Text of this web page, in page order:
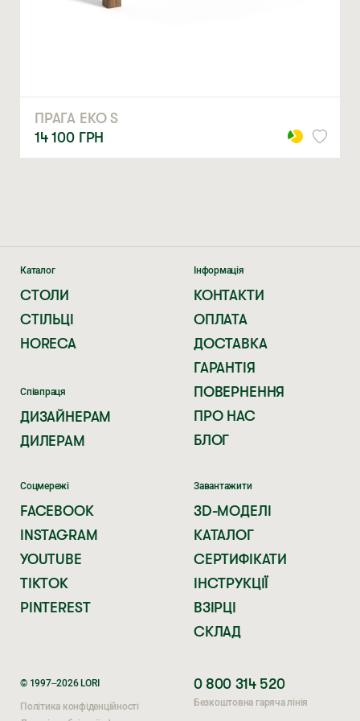
ПРАГА ЕКО S
14 100 ГРН
© 1997–2026 LORI
Політика конфіденційності
Каталог
СТОЛИ
СТІЛЬЦІ
HORECA
Співпраця
ДИЗАЙНЕРАМ
ДИЛЕРАМ
Інформація
КОНТАКТИ
ОПЛАТА
ДОСТАВКА
ГАРАНТІЯ
ПОВЕРНЕННЯ
ПРО НАС
БЛОГ
Соцмережі
FACEBOOK
INSTAGRAM
YOUTUBE
TIKTOK
PINTEREST
Завантажити
3D-МОДЕЛІ
КАТАЛОГ
СЕРТИФІКАТИ
ІНСТРУКЦІЇ
ВЗІРЦІ
СКЛАД
0 800 314 520
Безкоштовна гаряча лінія